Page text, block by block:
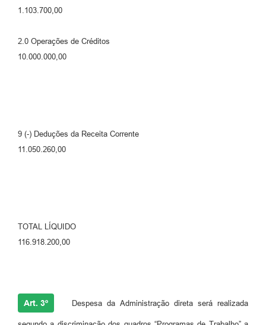
1.103.700,00
2.0 Operações de Créditos
10.000.000,00
9 (-) Deduções da Receita Corrente
11.050.260,00
TOTAL LÍQUIDO
116.918.200,00
Art. 3º Despesa da Administração direta será realizada